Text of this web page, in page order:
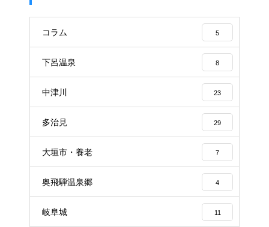
コラム 5
下呂温泉 8
中津川 23
多治見 29
大垣市・養老 7
奥飛騨温泉郷 4
岐阜城 11